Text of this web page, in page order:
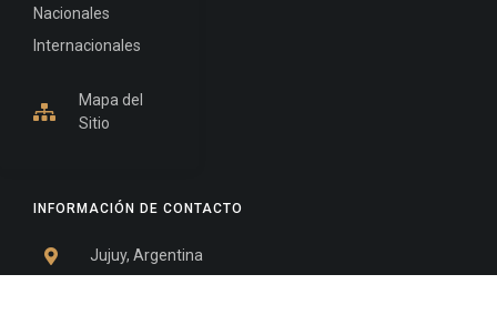
INFORMACIÓN DE CONTACTO
Jujuy, Argentina
Nacionales
Internacionales
Mapa del
Sitio